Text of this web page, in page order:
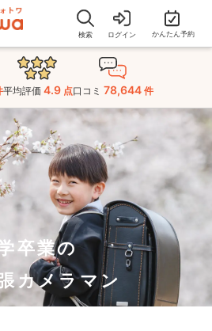
検索 ログイン かんたん予約
平均評価 4.9 点口コミ 78,644 件
卒業の
カメラマン